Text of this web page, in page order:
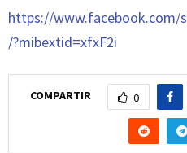
https://www.facebook.com/
/?mibextid=xfxF2i
COMPARTIR 0